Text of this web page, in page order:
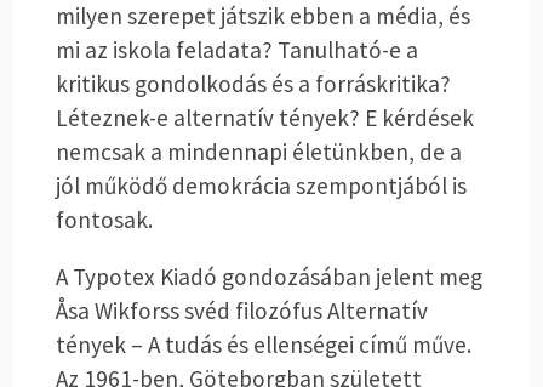
milyen szerepet játszik ebben a média, és
mi az iskola feladata? Tanulható-e a
kritikus gondolkodás és a forráskritika?
Léteznek-e alternatív tények? E kérdések
nemcsak a mindennapi életünkben, de a
jól működő demokrácia szempontjából is
fontosak.
A Typotex Kiadó gondozásában jelent meg
Åsa Wikforss svéd filozófus Alternatív
tények – A tudás és ellenségei című műve.
Az 1961-ben, Göteborgban született